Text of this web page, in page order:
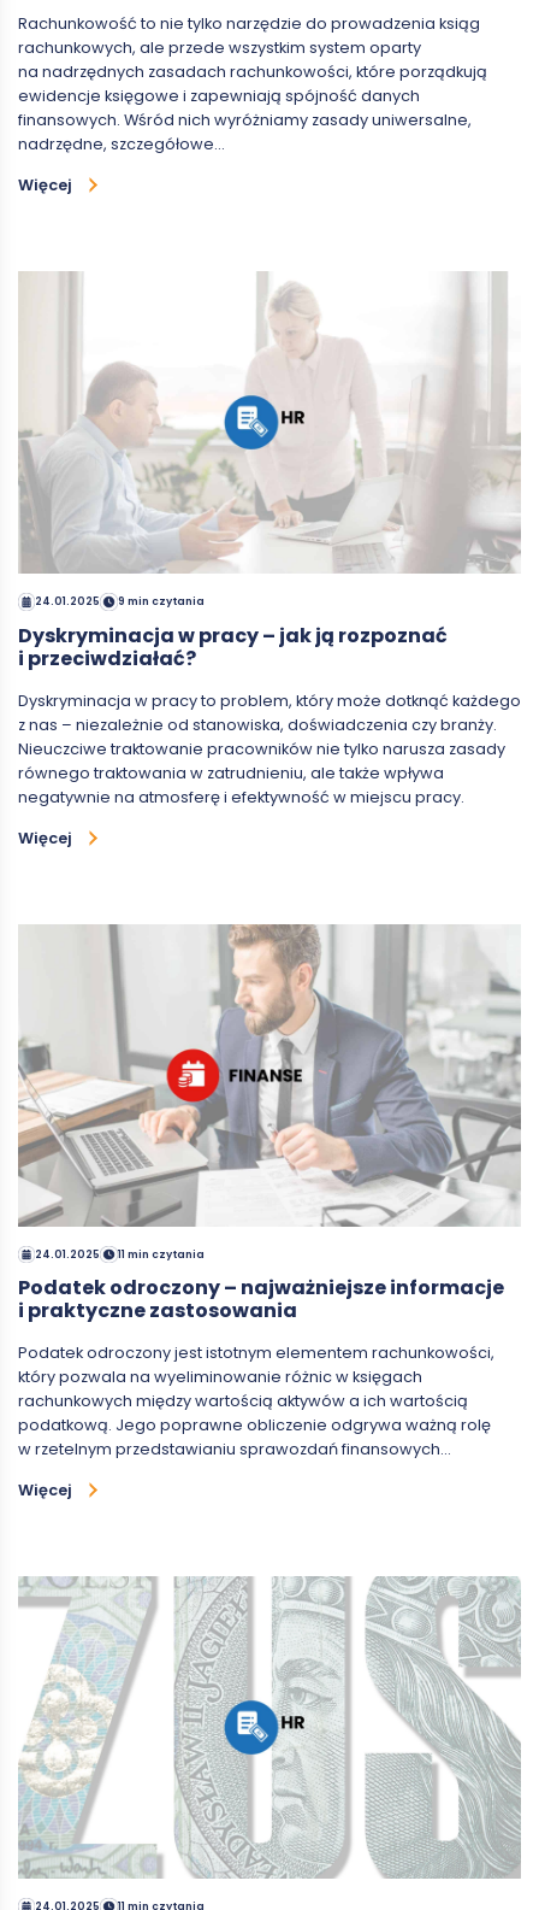
Rachunkowość to nie tylko narzędzie do prowadzenia ksiąg
rachunkowych, ale przede wszystkim system oparty
na nadrzędnych zasadach rachunkowości, które porządkują
ewidencje księgowe i zapewniają spójność danych
finansowych. Wśród nich wyróżniamy zasady uniwersalne,
nadrzędne, szczegółowe…
Więcej
24.01.2025 9 min czytania
Dyskryminacja w pracy – jak ją rozpoznać
i przeciwdziałać?
Dyskryminacja w pracy to problem, który może dotknąć każdego
z nas – niezależnie od stanowiska, doświadczenia czy branży.
Nieuczciwe traktowanie pracowników nie tylko narusza zasady
równego traktowania w zatrudnieniu, ale także wpływa
negatywnie na atmosferę i efektywność w miejscu pracy.
Więcej
24.01.2025 11 min czytania
Podatek odroczony – najważniejsze informacje
i praktyczne zastosowania
Podatek odroczony jest istotnym elementem rachunkowości,
który pozwala na wyeliminowanie różnic w księgach
rachunkowych między wartością aktywów a ich wartością
podatkową. Jego poprawne obliczenie odgrywa ważną rolę
w rzetelnym przedstawianiu sprawozdań finansowych…
Więcej
24.01.2025 11 min czytania